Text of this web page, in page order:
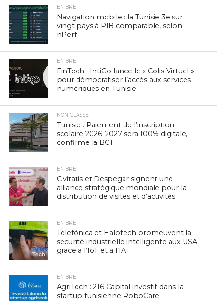
EN BREF
Navigation mobile : la Tunisie 3e sur
vingt pays à PIB comparable, selon
nPerf
EN BREF
FinTech : IntiGo lance le « Colis Virtuel »
pour démocratiser l’accès aux services
numériques en Tunisie
NON CLASSÉ
Tunisie : Paiement de l’inscription
scolaire 2026-2027 sera 100% digitale,
confirme la BCT
EN BREF
Civitatis et Despegar signent une
alliance stratégique mondiale pour la
distribution de visites et d’activités
EN BREF
Telefónica et Halotech promeuvent la
sécurité industrielle intelligente aux USA
grâce à l’IoT et à l’IA
EN BREF
AgriTech : 216 Capital investit dans la
startup tunisienne RoboCare